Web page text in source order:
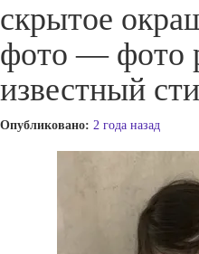
скрытое
фото — фото
известный
Опубликовано: 2 года назад